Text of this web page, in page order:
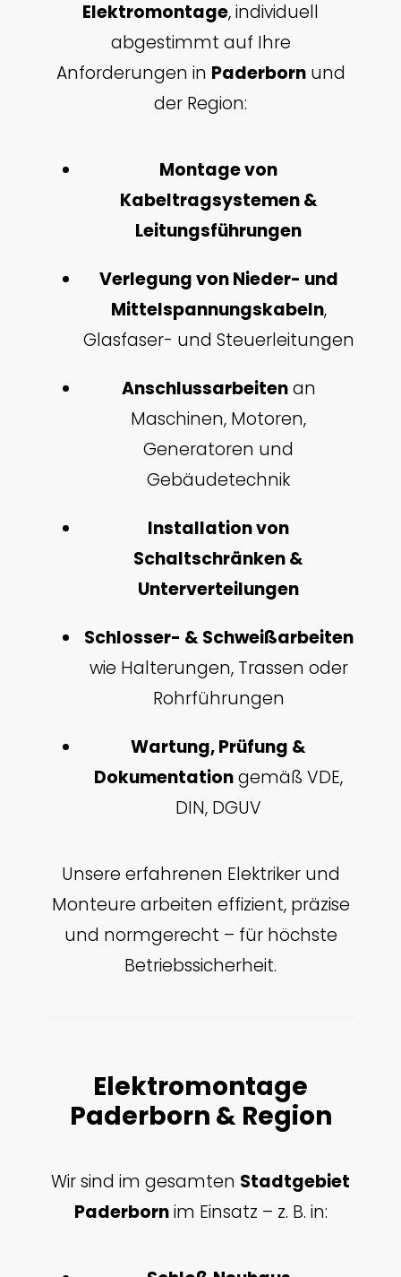
Elektromontage, individuell
abgestimmt auf Ihre
Anforderungen in Paderbornund
der Region:
Montage von
Kabeltragsystemen &
Leitungsführungen
Verlegung von Nieder- und
Mittelspannungskabeln,
Glasfaser- und Steuerleitungen
Anschlussarbeitenan
Maschinen, Motoren,
Generatoren und
Gebäudetechnik
Installation von
Schaltschränken &
Unterverteilungen
Schlosser- & Schweißarbeiten
wie Halterungen, Trassen oder
Rohrführungen
Wartung, Prüfung &
Dokumentationgemäß VDE,
DIN, DGUV
Unsere erfahrenen Elektriker und
Monteure arbeiten effizient, präzise
und normgerecht – für höchste
Betriebssicherheit.
Elektromontage
Paderborn & Region
Wir sind im gesamten Stadtgebiet
Paderbornim Einsatz – z. B. in: